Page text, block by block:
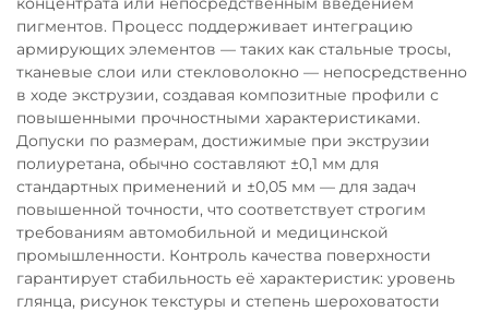
пигментов. Процесс поддерживает интеграцию
армирующих элементов — таких как стальные тросы,
тканевые слои или стекловолокно — непосредственно
в ходе экструзии, создавая композитные профили с
повышенными прочностными характеристиками.
Допуски по размерам, достижимые при экструзии
полиуретана, обычно составляют ±0,1 мм для
стандартных применений и ±0,05 мм — для задач
повышенной точности, что соответствует строгим
требованиям автомобильной и медицинской
промышленности. Контроль качества поверхности
гарантирует стабильность её характеристик: уровень
глянца, рисунок текстуры и степень шероховатости